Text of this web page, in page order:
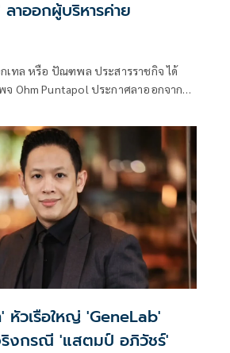
าออกผู้บริหารค่าย
ทล หรือ ปัณฑพล ประสารราชกิจ ได้
จ Ohm Puntapol ประกาศลาออกจาก
Grammy และ GMM Music เป็นทั้ง
ไปด้วยเรื่องราวและความทรงจำที่ดี แต่
ใจตัวเองในวันที่ยังมีเรี่ยวแรงอยู่
วเรือใหญ่ 'GeneLab'
ริงกรณี 'แสตมป์ อภิวัชร์'